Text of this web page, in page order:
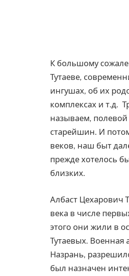
К большому
Тутаеве,
ингушах, об их
комплексах и т.д.
называем, полевой
старейшин. И
веков, наш быт
прежде хотелось
близких.
Албаст Цехарович
века в числе
этого они жили в
Тутаевых. Военная
Назрань,
был назначен